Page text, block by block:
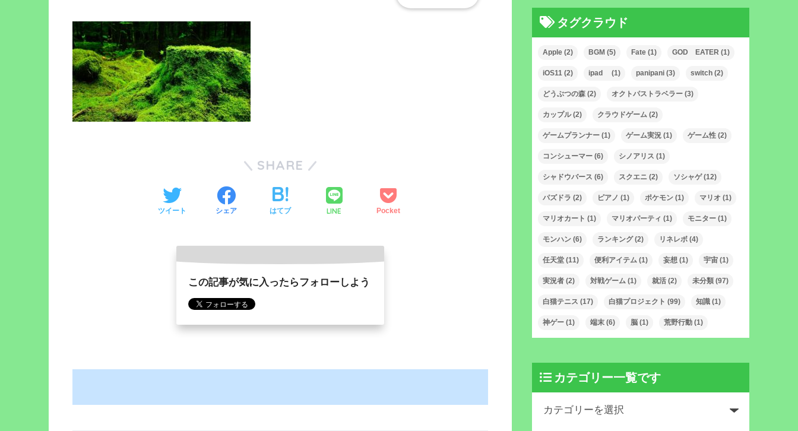
SHARE
ツイート シェア はてブ LINE Pocket
この記事が気に入ったらフォローしよう
タグクラウド
Apple (2) BGM (5) Fate (1) GOD EATER (1)
iOS11 (2) ipad (1) panipani (3) switch (2)
どうぶつの森 (2) オクトパストラベラー (3)
カップル(2) クラウドゲーム (2)
ゲームプランナー (1) ゲーム実況 (1) ゲーム性 (2)
コンシューマー (6) シノアリス (1)
シャドウバース (6) スクエニ (2) ソシャゲ(12)
パズドラ (2) ピアノ (1) ポケモン (1) マリオ (1)
マリオカート (1) マリオパーティ (1) モニター (1)
モンハン (6) ランキング(2) リネレボ (4)
任天堂 (11) 便利アイテム (1) 妄想 (1) 宇宙 (1)
実況者 (2) 対戦ゲーム (1) 就活 (2) 未分類 (97)
白猫テニス (17) 白猫プロジェクト (99) 知識 (1)
神ゲー (1) 端末 (6) 脳 (1) 荒野行動 (1)
カテゴリー一覧です